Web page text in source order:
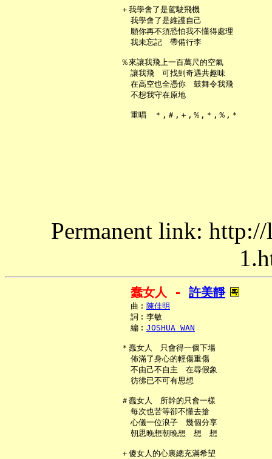
   ＋我學會了是駕駛飛機
     我學會了是維護自己
     願你再不須恐怕我不懂得處理
     我未忘記　帶備行李
   ％來讓我飛上一百萬尺的空氣
     讓我飛　可找到奇遇共趣味
     在高空也全憑你　鼓舞令我飛
     不想我守在原地
Permanent link:
蠢女人 - 許美靜
     曲︰
陳佳明
     詞︰李敏
     編︰
JOSHUA WAN
   ＊蠢女人　只會得一個下場
     佈滿了身心的輕傷重傷
     不由己不自主　在尋假象
     彷彿已不可有思想
   ＃蠢女人　所幹的只會一樣
     每次也苦等卻不懂去搶
     心儀一位浪子　幾個分享
     朝思晚想朝晚想　想　想
   ＋傻女人的心裏總充滿希望